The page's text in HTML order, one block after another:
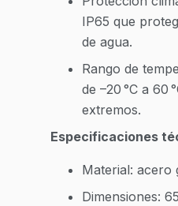
IP65 que
de agua.
Rango de
de –20 °C a 60
extremos.
Especificaciones
Material: acero
Dimensiones: